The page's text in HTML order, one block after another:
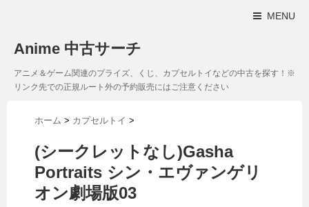
MENU
Anime 中古サーチ
アニメ＆ゲーム関連のプライズ、くじ、カプセルトイなどの中古を探す！※
リンク先での正規ルート外の予約販売にはご注意ください
ホーム > カプセルトイ >
(シークレットなし)Gasha
Portraits シン・エヴァンゲリ
オン劇場版03